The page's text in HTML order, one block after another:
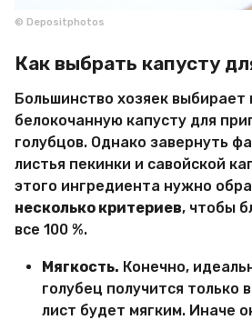
© Depositphotos
Как выбрать капусту
Большинство хозяек выбирает
белокочанную капусту для
голубцов. Однако завернуть
листья пекинки и савойской
этого ингредиента нужно
несколько критериев, чтобы
все 100 %.
Мягкость. Конечно,
голубец получится только
лист будет мягким. Иначе